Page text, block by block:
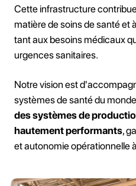
Cette infrastructure
matière de soins de santé et
tant aux besoins médicaux
urgences sanitaires.
Notre vision est
systèmes de santé du
des systèmes de
hautement performants,
et autonomie opérationnelle